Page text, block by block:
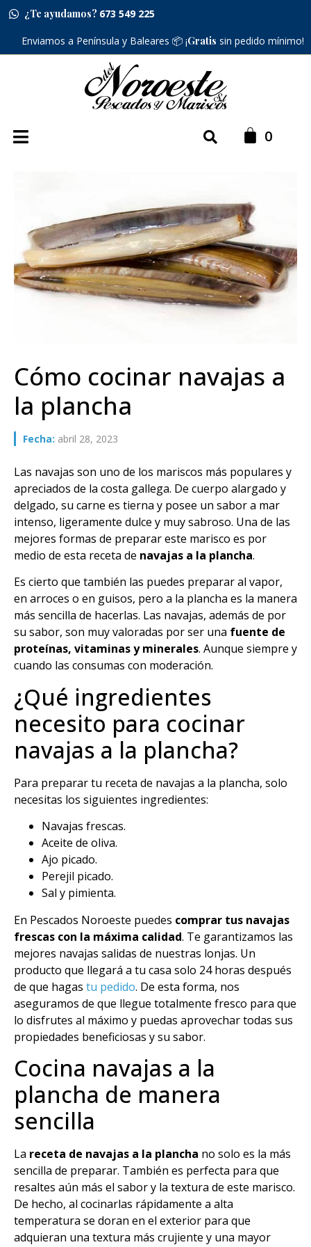
¿Te ayudamos? 673 549 225
Enviamos a Península y Baleares 📦 ¡Gratis sin pedido mínimo!
Cómo cocinar navajas a
la plancha
Fecha: abril 28, 2023
Las navajas son uno de los mariscos más populares y
apreciados de la costa gallega. De cuerpo alargado y
delgado, su carne es tierna y posee un sabor a mar
intenso, ligeramente dulce y muy sabroso. Una de las
mejores formas de preparar este marisco es por
medio de esta receta de navajas a la plancha.
Es cierto que también las puedes preparar al vapor,
en arroces o en guisos, pero a la plancha es la manera
más sencilla de hacerlas. Las navajas, además de por
su sabor, son muy valoradas por ser una fuente de
proteínas, vitaminas y minerales. Aunque siempre y
cuando las consumas con moderación.
¿Qué ingredientes
necesito para cocinar
navajas a la plancha?
Para preparar tu receta de navajas a la plancha, solo
necesitas los siguientes ingredientes:
Navajas frescas.
Aceite de oliva.
Ajo picado.
Perejil picado.
Sal y pimienta.
En Pescados Noroeste puedes comprar tus navajas
frescas con la máxima calidad. Te garantizamos las
mejores navajas salidas de nuestras lonjas. Un
producto que llegará a tu casa solo 24 horas después
de que hagas tu pedido. De esta forma, nos
aseguramos de que llegue totalmente fresco para que
lo disfrutes al máximo y puedas aprovechar todas sus
propiedades beneficiosas y su sabor.
Cocina navajas a la
plancha de manera
sencilla
La receta de navajas a la plancha no solo es la más
sencilla de preparar. También es perfecta para que
resaltes aún más el sabor y la textura de este marisco.
De hecho, al cocinarlas rápidamente a alta
temperatura se doran en el exterior para que
adquieran una textura más crujiente y una mayor